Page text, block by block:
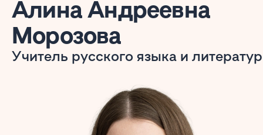
Алина Андреевна
Морозова
Учитель русского языка и